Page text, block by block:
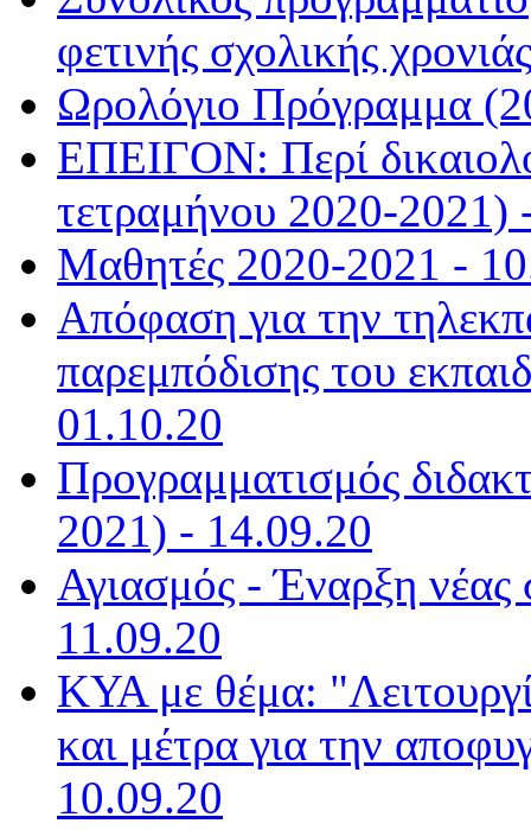
φετινής σχολικής
Ωρολόγιο Πρόγραμμα
ΕΠΕΙΓΟΝ: Περί
τετραμήνου 2020-2021)
Μαθητές 2020-2021 -
Απόφαση για την
παρεμπόδισης του
01.10.20
Προγραμματισμός
2021) - 14.09.20
Αγιασμός - Έναρξη νέας
11.09.20
ΚΥΑ με θέμα:
και μέτρα για την
10.09.20